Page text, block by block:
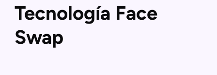
Tecnología Face
Swap